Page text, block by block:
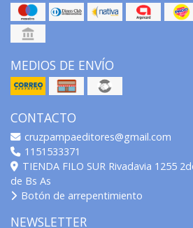
MEDIOS DE ENVÍO
CONTACTO
cruzpampaeditores@gmail.com
1151533371
TIENDA FILO SUR Rivadavia 1255
de Bs As
Botón de arrepentimiento
NEWSLETTER